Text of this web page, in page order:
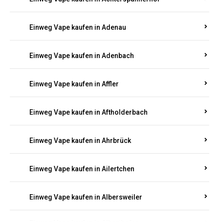
Einweg Vape kaufen in Adenau
Einweg Vape kaufen in Adenbach
Einweg Vape kaufen in Affler
Einweg Vape kaufen in Aftholderbach
Einweg Vape kaufen in Ahrbrück
Einweg Vape kaufen in Ailertchen
Einweg Vape kaufen in Albersweiler